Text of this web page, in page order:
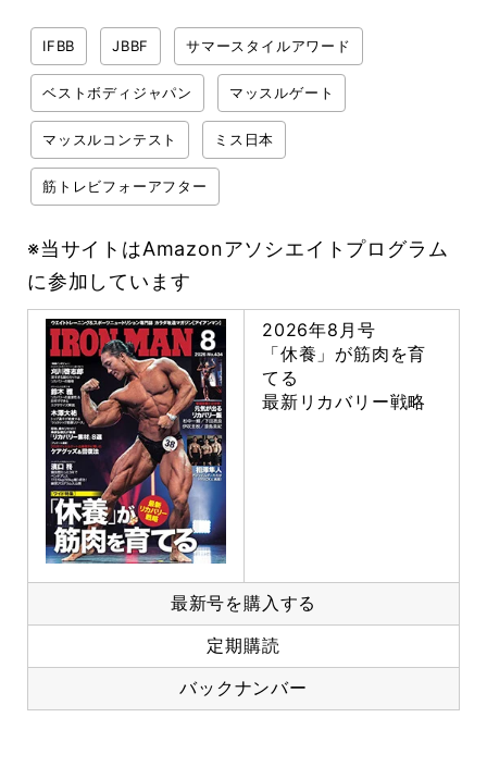
IFBB JBBF サマースタイルアワード
ベストボディジャパン マッスルゲート
マッスルコンテスト ミス日本
筋トレビフォーアフター
※当サイトはAmazonアソシエイトプログラム
に参加しています
2026年8月号
「休養」が筋肉を育
てる
最新リカバリー戦略
最新号を購入する
定期購読
バックナンバー